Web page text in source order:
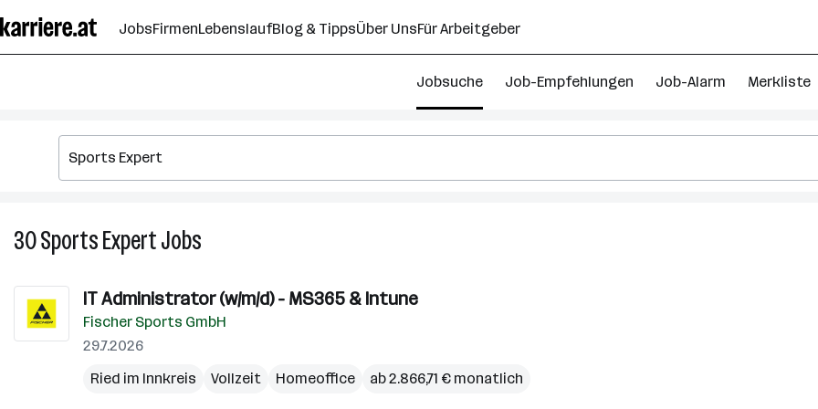
Seiteninhalt
springen
JobsFirmenLebenslaufBlog & TippsÜber UnsFür Arbeitgeber
Jobsuche Job-Empfehlungen Job-Alarm Merkliste
30Sports ExpertJobs
Jobs
IT Administrator (w/m/d) - MS365 & Intune
Fischer Sports GmbH
29.7.2026
Ried im Innkreis
Vollzeit Homeoffice ab 2.866,71 € monatlich